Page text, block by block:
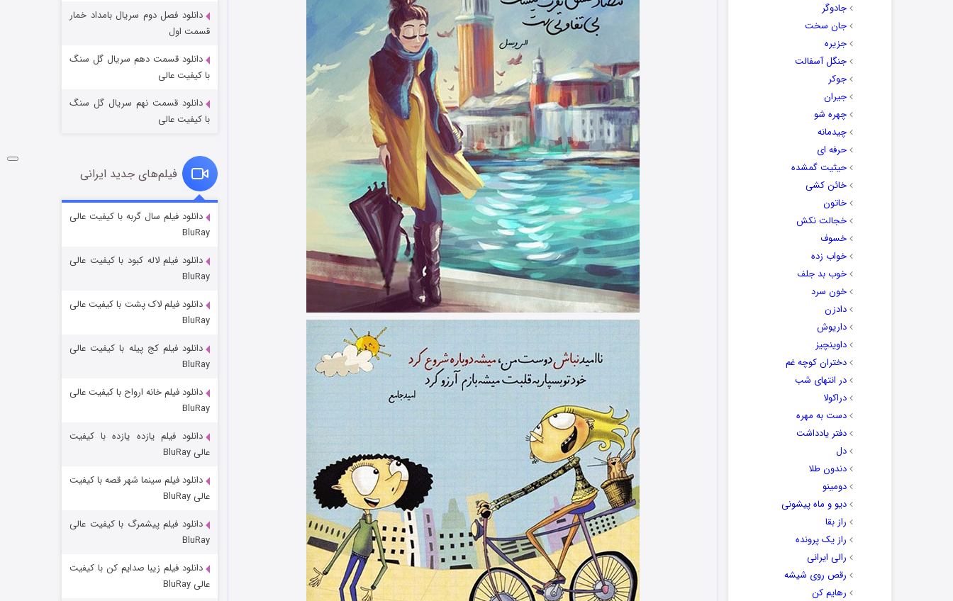
جادوگر
جان سخت
جزیره
جنگل آسفالت
جوکر
جیران
چهره شو
چیدمانه
حرفه ای
حیثیت گمشده
خائن کشی
خاتون
خجالت نکش
خسوف
خواب زده
خوب بد جلف
خون سرد
دادزن
داریوش
داوینچیز
دختران کوچه غم
در انتهای شب
دراکولا
دست به مهره
دفتر یادداشت
دل
دندون طلا
دومینو
دیو و ماه پیشونی
راز بقا
راز یک پرونده
رالی ایرانی
رقص روی شیشه
رهایم کن
مردگان متحرک: شهر مرده ۳
قسمت ۲ (زیرنویس) منتشر شد
شکست استوارت در نجات جهان
قسمت
شوگر فصل ۲
خاندان اژدها فصل ۳
دانلود فصل دوم سریال بامداد خمار
قسمت اول
دانلود قسمت دهم سریال گل سنگ
با کیفیت عالی
دانلود قسمت نهم سریال گل سنگ
با کیفیت عالی
فیلم‌های جدید ایرانی
دانلود فیلم سال گربه با کیفیت عالی
BluRay
دانلود فیلم لاله کبود با کیفیت عالی
BluRay
دانلود فیلم لاک پشت با کیفیت عالی
BluRay
دانلود فیلم کج‌ پیله با کیفیت عالی
BluRay
دانلود فیلم خانه ارواح با کیفیت عالی
BluRay
دانلود فیلم یازده یازده با کیفیت
عالی BluRay
دانلود فیلم سینما شهر قصه با کیفیت
عالی BluRay
دانلود فیلم پیشمرگ با کیفیت عالی
BluRay
دانلود فیلم زیبا صدایم کن با کیفیت
عالی BluRay